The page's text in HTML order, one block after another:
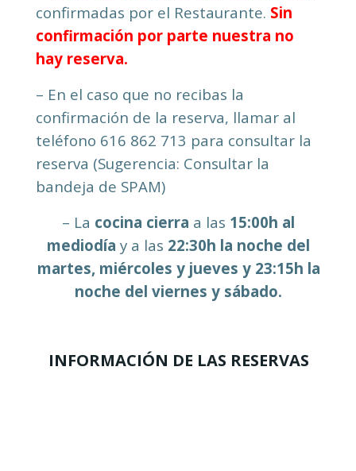
confirmadas por el Restaurante. Sin
confirmación por parte nuestra no
hay reserva.
– En el caso que no recibas la
confirmación de la reserva, llamar al
teléfono 616 862 713 para consultar la
reserva (Sugerencia: Consultar la
bandeja de SPAM)
– La cocina cierra a las 15:00h al
mediodía y a las 22:30h la noche del
martes, miércoles y jueves y 23:15h la
noche del viernes y sábado.
INFORMACIÓN DE LAS RESERVAS